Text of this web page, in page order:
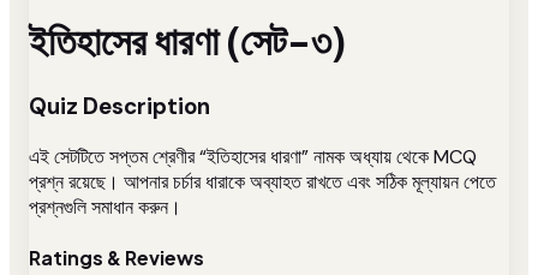
ইতিহাসের ধারণা (সেট-৩)
Quiz Description
এই সেটটিতে সপ্তম শ্রেণীর “ইতিহাসের ধারণা” নামক অধ্যায় থেকে MCQ
প্রশ্ন রয়েছে। আপনার চর্চার ধারাকে অব্যাহত রাখতে এবং সঠিক মূল্যায়ন পেতে
প্রশ্নগুলি সমাধান করুন।
Ratings & Reviews